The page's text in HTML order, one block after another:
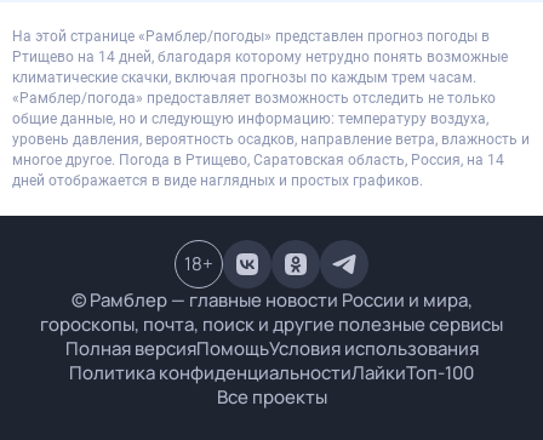
На этой странице «Рамблер/погоды» представлен прогноз погоды в
Ртищево на 14 дней, благодаря которому нетрудно понять возможные
климатические скачки, включая прогнозы по каждым трем часам.
«Рамблер/погода» предоставляет возможность отследить не только
общие данные, но и следующую информацию: температуру воздуха,
уровень давления, вероятность осадков, направление ветра, влажность и
многое другое. Погода в Ртищево, Саратовская область, Россия, на 14
дней отображается в виде наглядных и простых графиков.
© Рамблер — главные новости России и мира,
гороскопы, почта, поиск и другие полезные сервисы
Полная версияПомощьУсловия использования
Политика конфиденциальностиЛайкиТоп-100
Все проекты
18+